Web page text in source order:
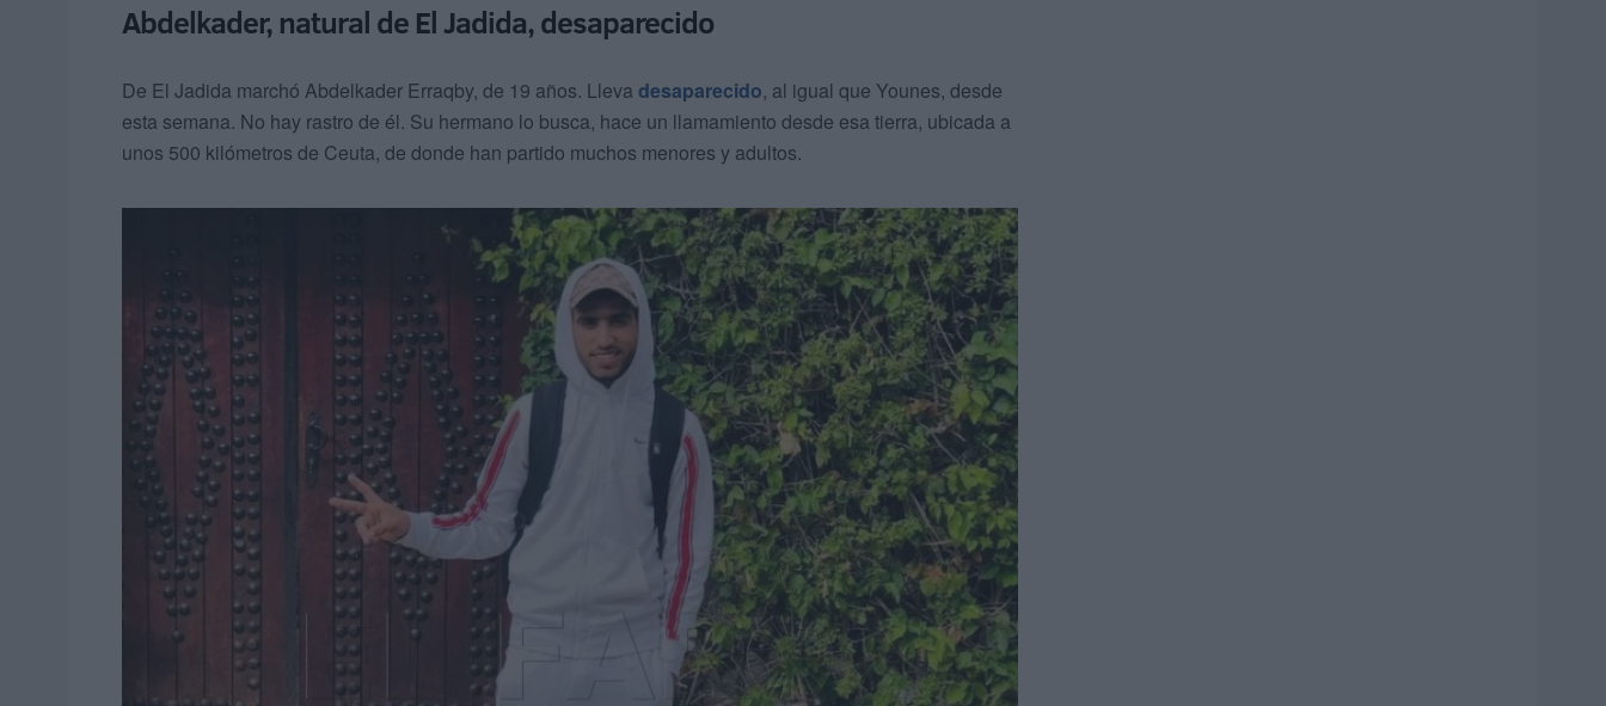
Abdelkader, natural de El Jadida, desaparecido
De El Jadida marchó Abdelkader Erraqby, de 19 años. Lleva desaparecido, al igual que Younes, desde
esta semana. No hay rastro de él. Su hermano lo busca, hace un llamamiento desde esa tierra, ubicada a
unos 500 kilómetros de Ceuta, de donde han partido muchos menores y adultos.